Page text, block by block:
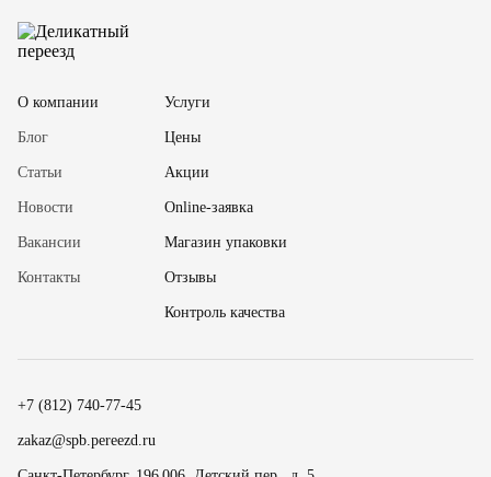
О компании
Блог
Статьи
Новости
Вакансии
Контакты
Услуги
Цены
Акции
Online-заявка
Магазин упаковки
Отзывы
Контроль качества
+7 (812) 740-77-45
zakaz@spb.pereezd.ru
Номер телефона
18
19
20
15